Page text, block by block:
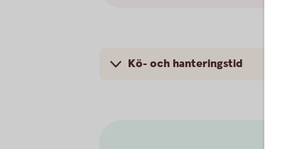
Kö- och hanteringstid